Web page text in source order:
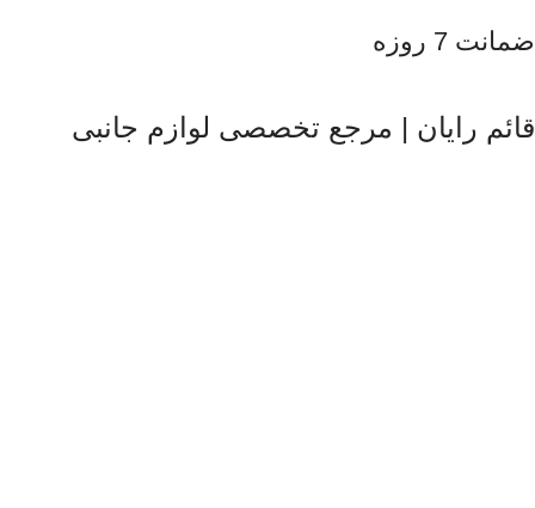
ضمانت 7 روزه
قائم رایان | مرجع تخصصی لوازم جانبی